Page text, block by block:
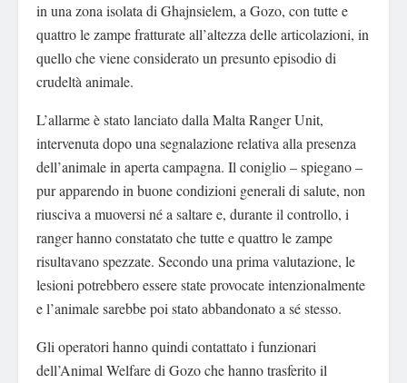
in una zona isolata di Ghajnsielem, a Gozo, con tutte e
quattro le zampe fratturate all’altezza delle articolazioni, in
quello che viene considerato un presunto episodio di
crudeltà animale.
L’allarme è stato lanciato dalla Malta Ranger Unit,
intervenuta dopo una segnalazione relativa alla presenza
dell’animale in aperta campagna. Il coniglio – spiegano –
pur apparendo in buone condizioni generali di salute, non
riusciva a muoversi né a saltare e, durante il controllo, i
ranger hanno constatato che tutte e quattro le zampe
risultavano spezzate. Secondo una prima valutazione, le
lesioni potrebbero essere state provocate intenzionalmente
e l’animale sarebbe poi stato abbandonato a sé stesso.
Gli operatori hanno quindi contattato i funzionari
dell’Animal Welfare di Gozo che hanno trasferito il